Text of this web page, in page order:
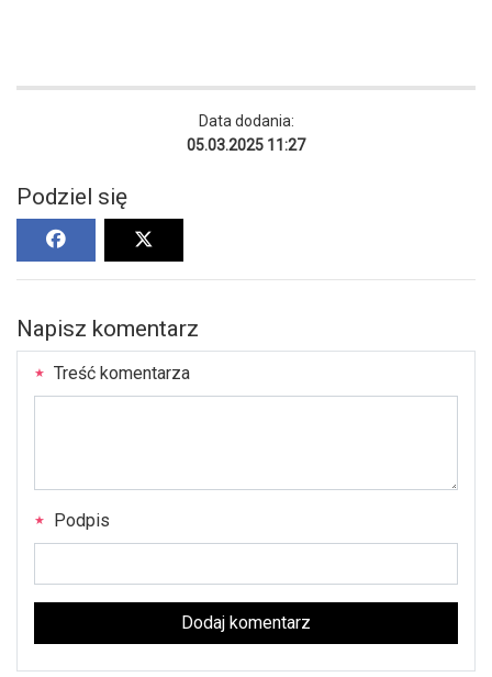
Data dodania:
05.03.2025 11:27
Podziel się
Napisz komentarz
Treść komentarza
Podpis
Dodaj komentarz